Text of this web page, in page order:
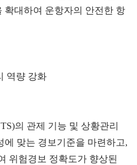
확대하여 운항자의 안전한 항
역량 강화
의 관제 기능 및 상황관리
에 맞는 경보기준을 마련하고,
위험경보 정확도가 향상된